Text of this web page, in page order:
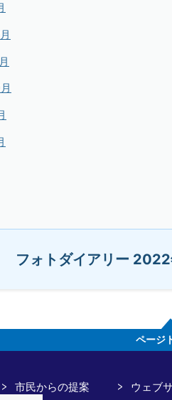
フォトダイアリー
ページ
市民からの提案 ウェブ